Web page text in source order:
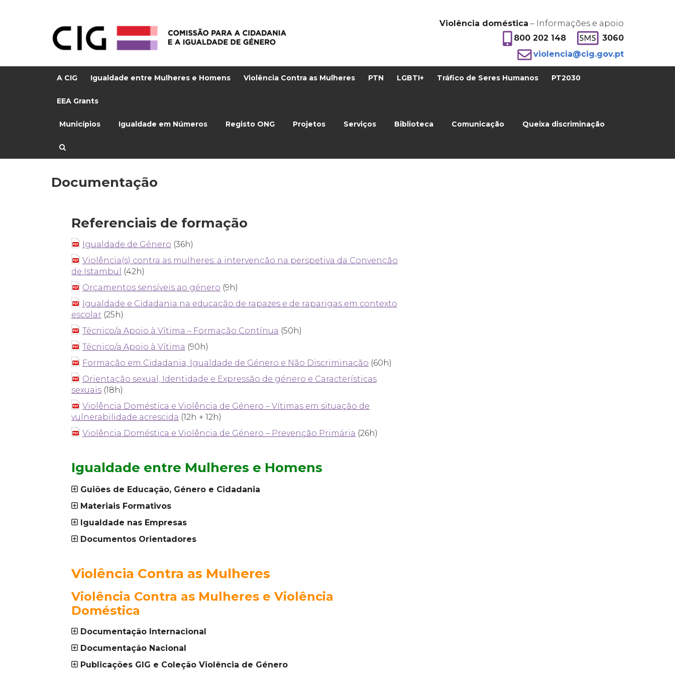
Violência doméstica – Informações e apoio
800 202 148
3060
violencia@cig.gov.pt
A CIG Igualdade entre Mulheres e Homens Violência Contra as Mulheres PTN LGBTI+ Tráfico de Seres Humanos PT2030
EEA Grants
Municípios Igualdade em Números Registo ONG Projetos Serviços Biblioteca Comunicação Queixa discriminação
Documentação
Referenciais de formação
Igualdade de Género (36h)
Violência(s) contra as mulheres: a intervenção na perspetiva da Convenção
de Istambul
(42h)
Orçamentos sensíveis ao género (9h)
Igualdade e Cidadania na educação de rapazes e de raparigas em contexto
escolar (25h)
Técnico/a Apoio à Vítima – Formação Contínua (50h)
Técnico/a Apoio à Vítima (90h)
Formação em Cidadania, Igualdade de Género e Não Discriminação (60h)
Orientação sexual, Identidade e Expressão de género e Características
sexuais (18h)
Violência Doméstica e Violência de Género – Vítimas em situação de
vulnerabilidade acrescida (12h + 12h)
Violência Doméstica e Violência de Género – Prevenção Primária (26h)
Igualdade entre Mulheres e Homens
Guiões de Educação, Género e Cidadania
Materiais Formativos
Igualdade nas Empresas
Documentos Orientadores
Violência Contra as Mulheres
Violência Contra as Mulheres e Violência
Doméstica
Documentação Internacional
Documentação Nacional
Publicações GIG e Coleção Violência de Género